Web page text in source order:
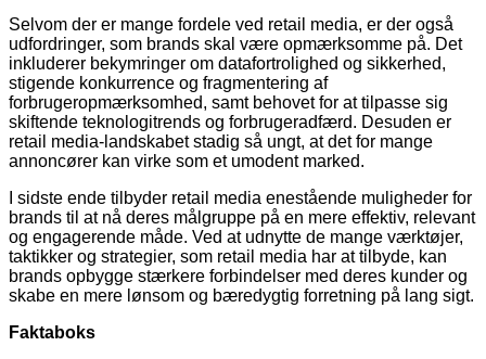
Selvom der er mange fordele ved retail media, er der også
udfordringer, som brands skal være opmærksomme på. Det
inkluderer bekymringer om datafortrolighed og sikkerhed,
stigende konkurrence og fragmentering af
forbrugeropmærksomhed, samt behovet for at tilpasse sig
skiftende teknologitrends og forbrugeradfærd. Desuden er
retail media-landskabet stadig så ungt, at det for mange
annoncører kan virke som et umodent marked.
I sidste ende tilbyder retail media enestående muligheder for
brands til at nå deres målgruppe på en mere effektiv, relevant
og engagerende måde. Ved at udnytte de mange værktøjer,
taktikker og strategier, som retail media har at tilbyde, kan
brands opbygge stærkere forbindelser med deres kunder og
skabe en mere lønsom og bæredygtig forretning på lang sigt.
Faktaboks